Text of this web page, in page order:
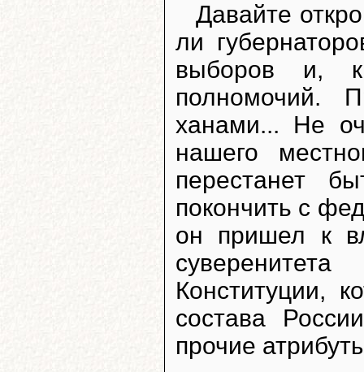
Давайте
ли
выборов и,
полномочий.
ханами... Не
нашего
перестанет
покончить с
он пришел к
Конституции,
состава
прочие